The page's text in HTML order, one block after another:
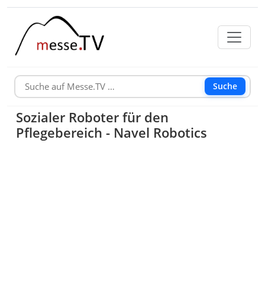
Suche
Sozialer Roboter für den
Pflegebereich - Navel Robotics